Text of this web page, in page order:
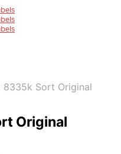
8335k Sort Original
Original